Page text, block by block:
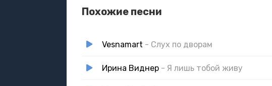
Похожие песни
Vesnamart - Слух по дворам
Ирина Виднер - Я лишь тобой живу